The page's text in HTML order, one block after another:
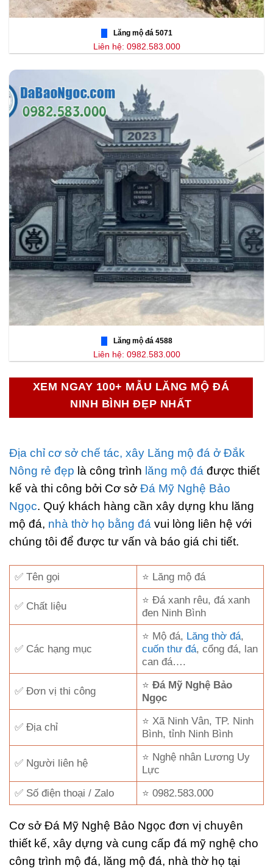
Lăng mộ đá 5071
Liên hệ: 0982.583.000
Lăng mộ đá 4588
Liên hệ: 0982.583.000
XEM NGAY 100+ MẪU LĂNG MỘ ĐÁ
NINH BÌNH ĐẸP NHẤT
Địa chỉ cơ sở chế tác, xây Lăng mộ đá ở Đắk
Nông rẻ đẹp là công trình lăng mộ đá được thiết
kế và thi công bởi Cơ sở Đá Mỹ Nghệ Bảo
Ngọc. Quý khách hàng cần xây dựng khu lăng
mộ đá, nhà thờ họ bằng đá vui lòng liên hệ với
chúng tôi để được tư vấn và báo giá chi tiết.
✅ Tên gọi ⭐ Lăng mộ đá
✅ Chất liệu
⭐ Đá xanh rêu, đá xanh
đen Ninh Bình
✅ Các hạng mục
⭐ Mộ đá, Lăng thờ đá,
cuốn thư đá, cổng đá, lan
can đá….
✅ Đơn vị thi công
⭐Đá Mỹ Nghệ Bảo
Ngọc
✅ Địa chỉ
⭐ Xã Ninh Vân, TP. Ninh
Bình, tỉnh Ninh Bình
✅ Người liên hệ
⭐ Nghệ nhân Lương Uy
Lực
✅ Số điện thoại / Zalo
⭐ 0982.583.000
Cơ sở Đá Mỹ Nghệ Bảo Ngọc đơn vị chuyên
thiết kế, xây dựng và cung cấp đá mỹ nghệ cho
công trình mộ đá, lăng mộ đá, nhà thờ họ tại